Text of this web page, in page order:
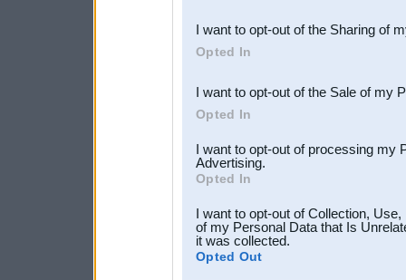
Downstream Participants
third parties.
I want to opt-out of the Sharing of
Opted In
I want to opt-out of the Sale of my
Opted In
I want to opt-out of processing my
Advertising.
Opted In
I want to opt-out of Collection,
of my Personal Data that Is
it was collected.
Opted Out